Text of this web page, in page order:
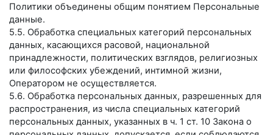
Политики объединены общим понятием Персональные
данные.
5.5. Обработка специальных категорий персональных
данных, касающихся расовой, национальной
принадлежности, политических взглядов, религиозных
или философских убеждений, интимной жизни,
Оператором не осуществляется.
5.6. Обработка персональных данных, разрешенных для
распространения, из числа специальных категорий
персональных данных, указанных в ч. 1 ст. 10 Закона о